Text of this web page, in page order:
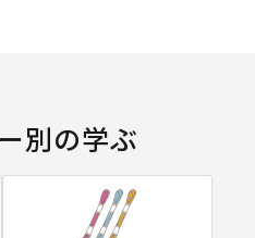
別の学ぶ